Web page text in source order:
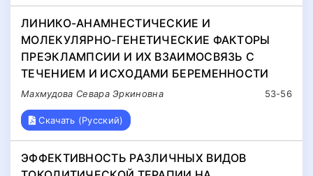
ЛИНИКО-АНАМНЕСТИЧЕСКИЕ И
МОЛЕКУЛЯРНО-ГЕНЕТИЧЕСКИЕ ФАКТОРЫ
ПРЕЭКЛАМПСИИ И ИХ ВЗАИМОСВЯЗЬ С
ТЕЧЕНИЕМ И ИСХОДАМИ БЕРЕМЕННОСТИ
53-56
Махмудова Севара Эркиновна
Скачать (Русский)
ЭФФЕКТИВНОСТЬ РАЗЛИЧНЫХ ВИДОВ